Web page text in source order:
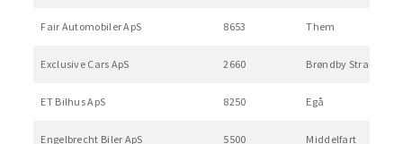
Fair Automobiler ApS 8653 Them
Exclusive Cars ApS 2660 Brøndby Strand
ET Bilhus ApS 8250 Egå
Engelbrecht Biler ApS 5500 Middelfart